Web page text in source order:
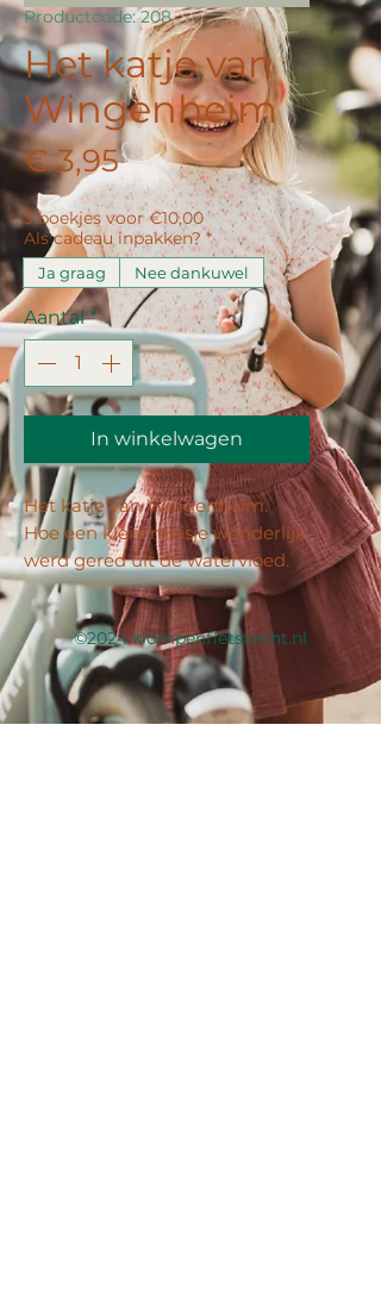
Productcode: 208
Het katje van
Wingenheim
€ 3,95Prijs
3 boekjes voor €10,00
Als cadeau inpakken? *
Ja graag Nee dankuwel
Aantal *
In winkelwagen
Het katje van Wingenheim.
Hoe een klein meisje wonderlijk
werd gered uit de watervloed.
EAN-code: 9789057412981
Aantal pagina's: 17
Bindwijze: Geniet
©2024 klompenfietstocht.nl